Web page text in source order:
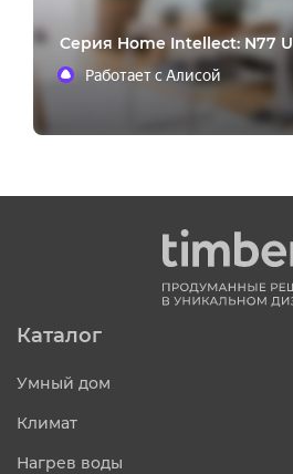
Cерия Home Intellect: N77
Работает с Алисой
Каталог
Умный дом
Климат
Нагрев воды